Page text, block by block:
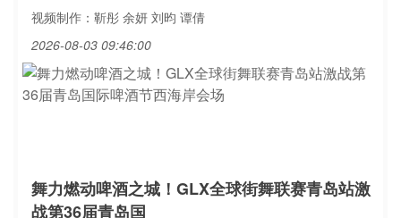
视频制作：靳彤 余妍 刘昀 谭倩
2026-08-03 09:46:00
舞力燃动啤酒之城！GLX全球街舞联赛青岛站激
战第36届青岛国